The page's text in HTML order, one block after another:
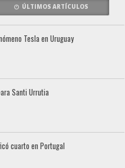
ÚLTIMOS ARTÍCULOS
Tesla en Uruguay
Santi Urrutia
cuarto en Portugal